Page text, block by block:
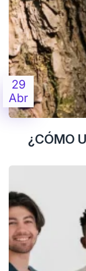
29
Abr
¿CÓMO